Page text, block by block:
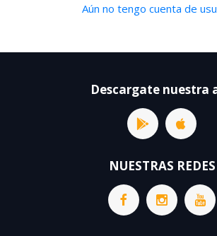
Aún no tengo cuenta de
Descargate nuestra
NUESTRAS REDES